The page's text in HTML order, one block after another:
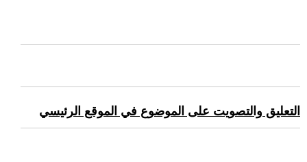
التعليق والتصويت على الموضوع في الموقع الرئيسي